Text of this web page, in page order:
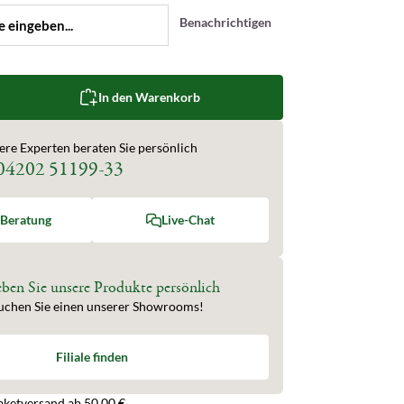
Benachrichtigen
Gib den gewünschten Wert ein
In den Warenkorb
Experten beraten Sie persönlich
51199-33
Live-Chat
Sie unsere Produkte persönlich
Sie einen unserer Showrooms!
Filiale finden